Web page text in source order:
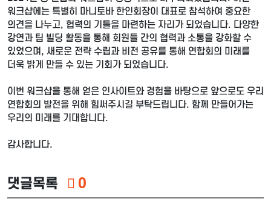
워크샵에는 특별히 마니토바 한인회장이 대표로 참석하여 중요한
의견을 나누고, 협력의 기틀을 마련하는 자리가 되었습니다. 다양한
강연과 팀 빌딩 활동을 통해 회원들 간의 협력과 소통을 강화할 수
있었으며, 새로운 전략 수립과 비전 공유를 통해 연합회의 미래를
더욱 밝게 만들 수 있는 기회가 되었습니다.
이번 워크샵을 통해 얻은 인사이트와 경험을 바탕으로 앞으로도 우리
연합회의 발전을 위해 힘써주시길 부탁드립니다. 함께 만들어가는
우리의 미래를 기대합니다.
감사합니다.
댓글목록 0